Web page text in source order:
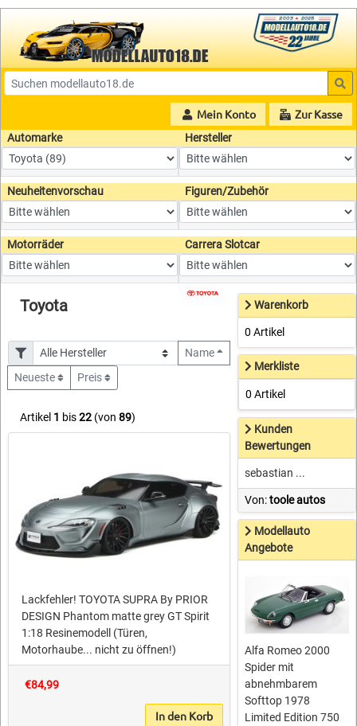
Mein Konto Zur Kasse
Automarke Hersteller
Neuheitenvorschau Figuren/Zubehör
Motorräder Carrera Slotcar
Toyota
Name
Neueste
Preis
Artikel 1 bis22 (von 89)
Lackfehler! TOYOTA SUPRA By PRIOR
DESIGN Phantom matte grey GT Spirit
1:18 Resinemodell (Türen,
Motorhaube... nicht zu öffnen!)
€84,99
In den Korb
Warenkorb
0 Artikel
Merkliste
0 Artikel
Kunden
Bewertungen
sebastian ...
Von:toole autos
Modellauto
Angebote
Alfa Romeo 2000
Spider mit
abnehmbarem
Softtop 1978
Limited Edition 750